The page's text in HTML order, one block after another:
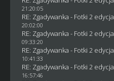
21:20:05
RE: Zgadywanka - Fotki 2 edycja
20:02:00
RE: Zgadywanka - Fotki 2 edycja
09:33:20
RE: Zgadywanka - Fotki 2 edycja
10:41:33
RE: Zgadywanka - Fotki 2 edycja
16:57:46